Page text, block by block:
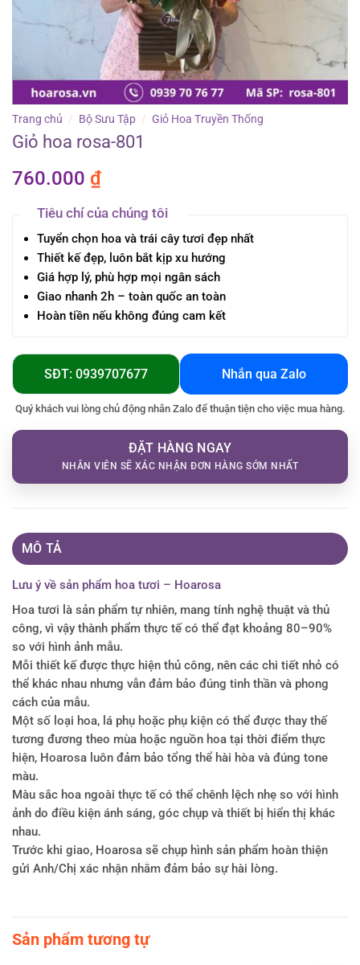
Trang chủ / Bộ Sưu Tập / Giỏ Hoa Truyền Thống
Giỏ hoa rosa-801
760.000 ₫
Tiêu chí của chúng tôi
Tuyển chọn hoa và trái cây tươi đẹp nhất
Thiết kế đẹp, luôn bắt kịp xu hướng
Giá hợp lý, phù hợp mọi ngân sách
Giao nhanh 2h – toàn quốc an toàn
Hoàn tiền nếu không đúng cam kết
SĐT: 0939707677 Nhắn qua Zalo
Quý khách vui lòng chủ động nhắn Zalo để thuận tiện cho việc mua hàng.
ĐẶT HÀNG NGAY
NHÂN VIÊN SẼ XÁC NHẬN ĐƠN HÀNG SỚM NHẤT
MÔ TẢ
Lưu ý về sản phẩm hoa tươi – Hoarosa
Hoa tươi là sản phẩm tự nhiên, mang tính nghệ thuật và thủ
công, vì vậy thành phẩm thực tế có thể đạt khoảng 80–90%
so với hình ảnh mẫu.
Mỗi thiết kế được thực hiện thủ công, nên các chi tiết nhỏ có
thể khác nhau nhưng vẫn đảm bảo đúng tinh thần và phong
cách của mẫu.
Một số loại hoa, lá phụ hoặc phụ kiện có thể được thay thế
tương đương theo mùa hoặc nguồn hoa tại thời điểm thực
hiện, Hoarosa luôn đảm bảo tổng thể hài hòa và đúng tone
màu.
Màu sắc hoa ngoài thực tế có thể chênh lệch nhẹ so với hình
ảnh do điều kiện ánh sáng, góc chụp và thiết bị hiển thị khác
nhau.
Trước khi giao, Hoarosa sẽ chụp hình sản phẩm hoàn thiện
gửi Anh/Chị xác nhận nhằm đảm bảo sự hài lòng.
Sản phẩm tương tự